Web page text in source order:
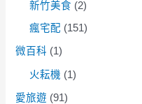
新竹美食 (2)
瘋宅配 (151)
微百科 (1)
火耘機 (1)
愛旅遊 (91)